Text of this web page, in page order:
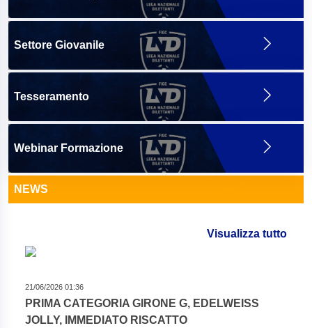
Settore Giovanile
Tesseramento
Webinar Formazione
NEWS
Visualizza tutto
21/06/2026 01:36
PRIMA CATEGORIA GIRONE G, EDELWEISS
JOLLY, IMMEDIATO RISCATTO